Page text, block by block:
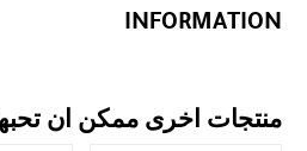
INFORMATION
منتجات اخرى ممكن ان